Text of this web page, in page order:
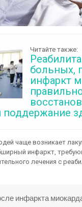
Читайте также:
больных,
инфаркт
поддержание
чаще возникает
инфаркт,
лечения с
инфаркта